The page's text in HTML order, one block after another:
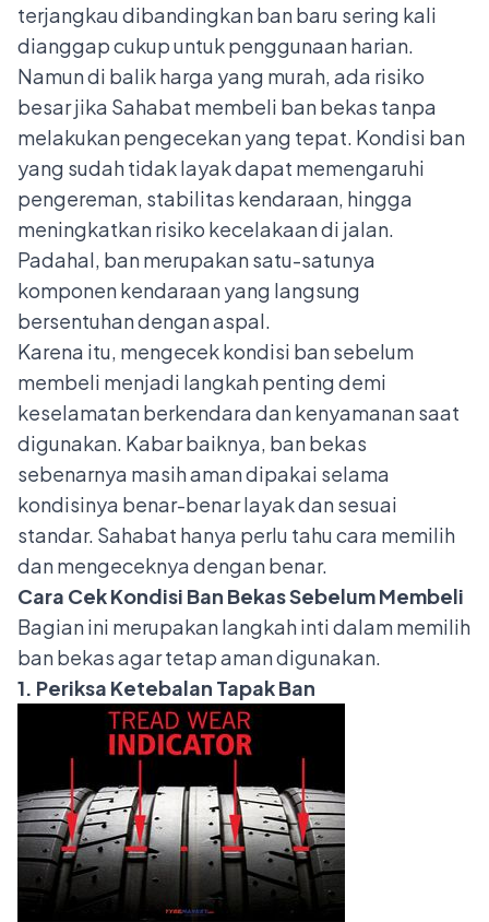
terjangkau dibandingkan ban baru sering kali
dianggap cukup untuk penggunaan harian.
Namun di balik harga yang murah, ada risiko
besar jika Sahabat membeli ban bekas tanpa
melakukan pengecekan yang tepat. Kondisi ban
yang sudah tidak layak dapat memengaruhi
pengereman, stabilitas kendaraan, hingga
meningkatkan risiko kecelakaan di jalan.
Padahal, ban merupakan satu-satunya
komponen kendaraan yang langsung
bersentuhan dengan aspal.
Karena itu, mengecek kondisi ban sebelum
membeli menjadi langkah penting demi
keselamatan berkendara dan kenyamanan saat
digunakan. Kabar baiknya, ban bekas
sebenarnya masih aman dipakai selama
kondisinya benar-benar layak dan sesuai
standar. Sahabat hanya perlu tahu cara memilih
dan mengeceknya dengan benar.
Cara Cek Kondisi Ban Bekas Sebelum Membeli
Bagian ini merupakan langkah inti dalam memilih
ban bekas agar tetap aman digunakan.
1. Periksa Ketebalan Tapak Ban